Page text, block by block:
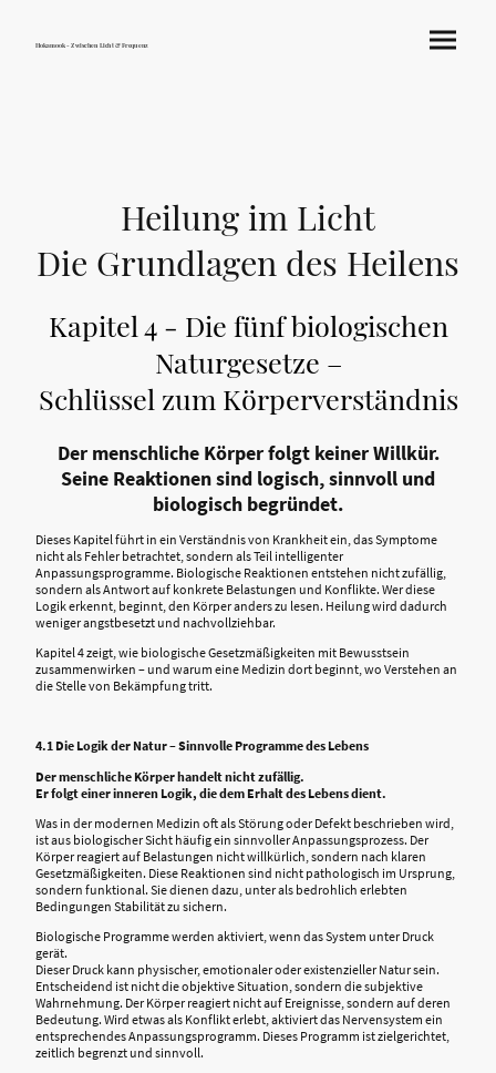
Hokamook - Zwischen Licht & Frequenz
Heilung im Licht
Die Grundlagen des Heilens
Kapitel 4 - Die fünf biologischen
Naturgesetze –
Schlüssel zum Körperverständnis
Der menschliche Körper folgt keiner Willkür.
Seine Reaktionen sind logisch, sinnvoll und
biologisch begründet.
Dieses Kapitel führt in ein Verständnis von Krankheit ein, das Symptome
nicht als Fehler betrachtet, sondern als Teil intelligenter
Anpassungsprogramme. Biologische Reaktionen entstehen nicht zufällig,
sondern als Antwort auf konkrete Belastungen und Konflikte. Wer diese
Logik erkennt, beginnt, den Körper anders zu lesen. Heilung wird dadurch
weniger angstbesetzt und nachvollziehbar.
Kapitel 4 zeigt, wie biologische Gesetzmäßigkeiten mit Bewusstsein
zusammenwirken – und warum eine Medizin dort beginnt, wo Verstehen an
die Stelle von Bekämpfung tritt.
4.1 Die Logik der Natur – Sinnvolle Programme des Lebens
Der menschliche Körper handelt nicht zufällig.
Er folgt einer inneren Logik, die dem Erhalt des Lebens dient.
Was in der modernen Medizin oft als Störung oder Defekt beschrieben wird,
ist aus biologischer Sicht häufig ein sinnvoller Anpassungsprozess. Der
Körper reagiert auf Belastungen nicht willkürlich, sondern nach klaren
Gesetzmäßigkeiten. Diese Reaktionen sind nicht pathologisch im Ursprung,
sondern funktional. Sie dienen dazu, unter als bedrohlich erlebten
Bedingungen Stabilität zu sichern.
Biologische Programme werden aktiviert, wenn das System unter Druck
gerät.
Dieser Druck kann physischer, emotionaler oder existenzieller Natur sein.
Entscheidend ist nicht die objektive Situation, sondern die subjektive
Wahrnehmung. Der Körper reagiert nicht auf Ereignisse, sondern auf deren
Bedeutung. Wird etwas als Konflikt erlebt, aktiviert das Nervensystem ein
entsprechendes Anpassungsprogramm. Dieses Programm ist zielgerichtet,
zeitlich begrenzt und sinnvoll.